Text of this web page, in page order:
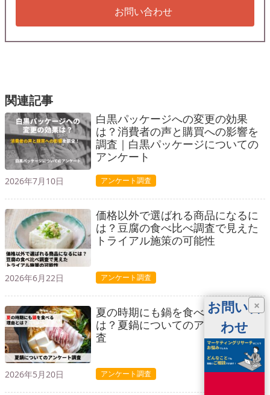
お問い合わせ
関連記事
白黒パッケージへの変更の効果
は？消費者の声と購買への影響を
調査｜白黒パッケージについての
アンケート
2026年7月10日 アンケート調査
価格以外で選ばれる商品になるに
は？豆腐の食べ比べ調査で見えた
トライアル施策の可能性
2026年6月22日 アンケート調査
夏の時期にも鍋を食べる理由と
は？夏鍋についてのアンケート調
査
2026年5月20日 アンケート調査
×
お問い合
わせ